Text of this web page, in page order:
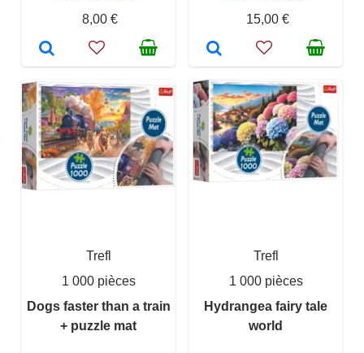
8,00 €
15,00 €
Trefl
1 000 pièces
Dogs faster than a train
+ puzzle mat
Trefl
1 000 pièces
Hydrangea fairy tale
world